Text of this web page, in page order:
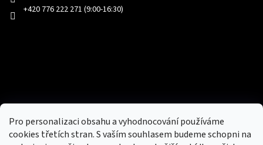
Pro personalizaci obsahu a vyhodnocování používáme
cookies třetích stran. S vaším souhlasem budeme schopni na
+420 776 222 271 (9:00-16:30)